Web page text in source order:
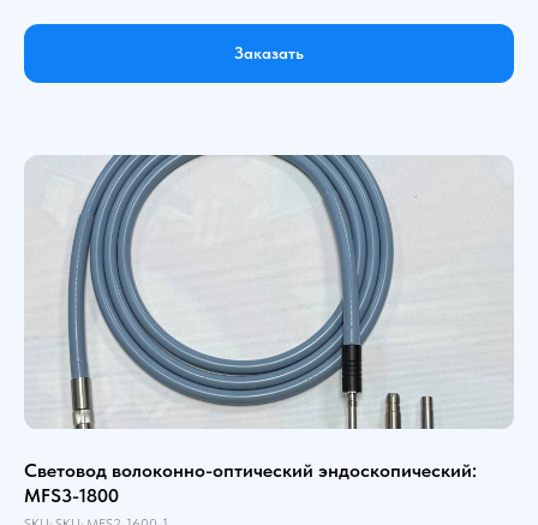
Заказать
Световод волоконно-оптический эндоскопический:
MFS3-1800